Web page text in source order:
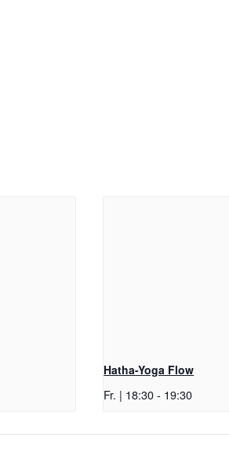
Hatha-Yoga Flow
Fr. | 18:30 - 19:30